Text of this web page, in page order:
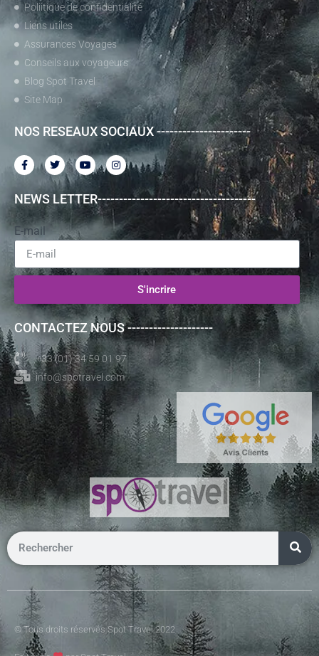
Poliitique de confidentialité
Liens utiles
Assurances Voyages
Conseils aux voyageurs
Blog Spot Travel
Site Map
NOS RESEAUX SOCIAUX ----------------------
NEWS LETTER-------------------------------------
E-mail
S'incrire
CONTACTEZ NOUS --------------------
+33 (01) 34 59 01 97
info@spotravel.com
© Tous droits réservés Spot Travel 2022